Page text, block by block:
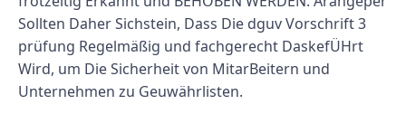
Sollten Daher Sichstein, Dass Die dguv Vorschrift 3
prüfung Regelmäßig und fachgerecht DaskefÜHrt
Wird, um Die Sicherheit von MitarBeitern und
Unternehmen zu Geuwährlisten.